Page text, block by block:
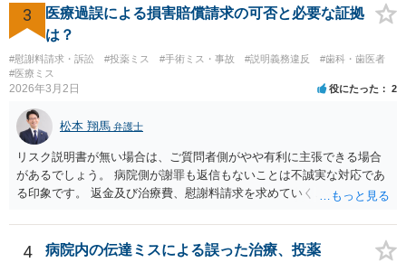
違法とは断じきれないですね。 あなたが罪になることは、まったくあ
りません。 やめるなら、２週間ルールにのっとってやめたほう がいい
でしょう。
3
医療過誤による損害賠償請求の可否と必要な証拠
は？
#慰謝料請求・訴訟 #投薬ミス #手術ミス・事故 #説明義務違反
#歯科・歯医者
#医療ミス
2026年3月2日 役にたった 2
松本 翔馬 弁護士
リスク説明書が無い場合は、ご質問者側がやや有利に主張できる場合
があるでしょう。 病院側が謝罪も返信もないことは不誠実な対応であ
る印象です。 返金及び治療費、慰謝料請求を求めていくことになるか
代理人として病院側との交渉窓口となることも方法の一つです。 ご自
身で内容証明を出される場合、書面にご質問者の不利になる事情を記
4 病院内の伝達ミスによる誤った治療、投薬